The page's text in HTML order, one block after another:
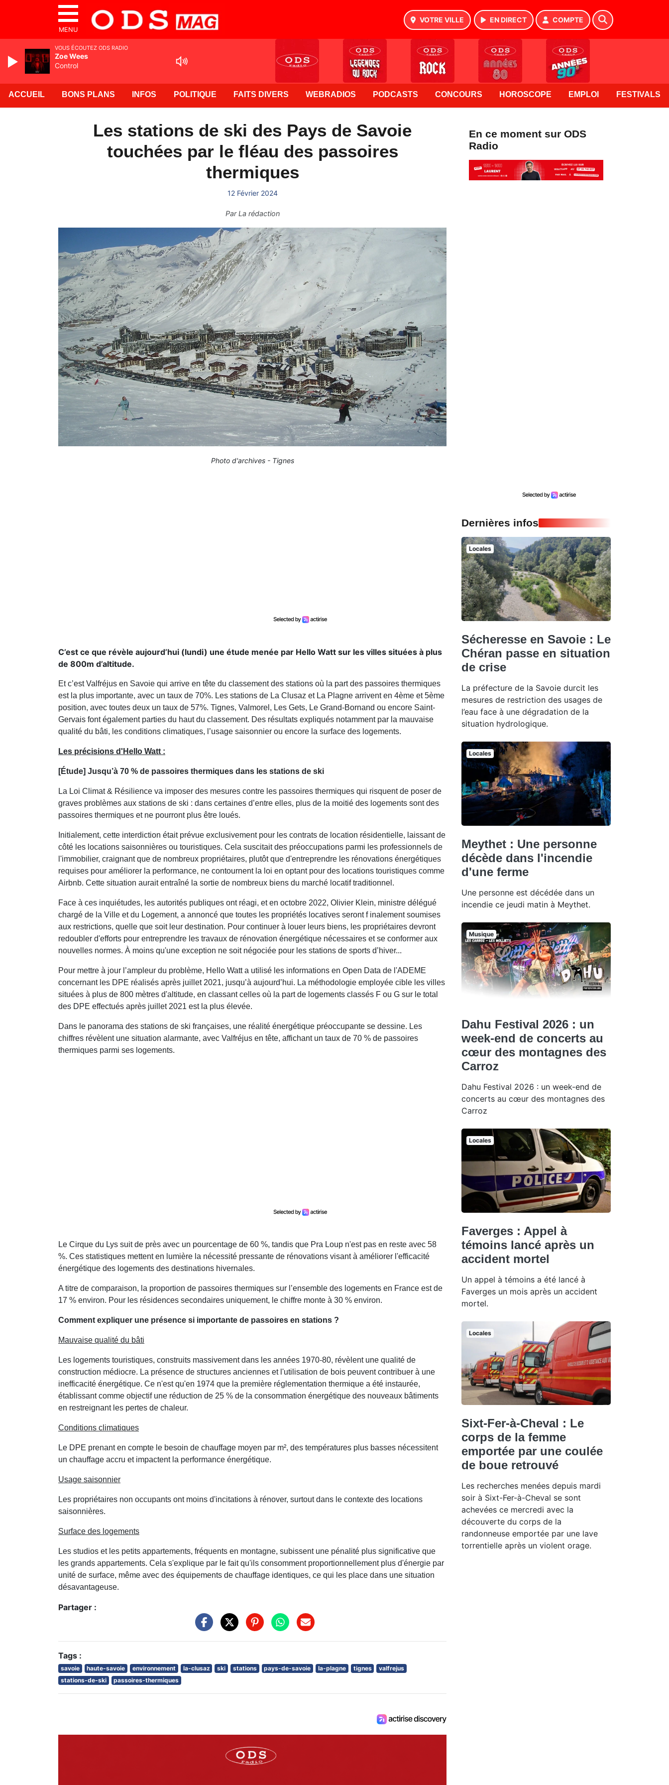
MENU
VOTRE VILLE EN DIRECT COMPTE
ACCUEIL BONS PLANS INFOS POLITIQUE FAITS DIVERS WEBRADIOS PODCASTS CONCOURS HOROSCOPE EMPLOI FESTIVALS
Les stations de ski des Pays de Savoie
touchées par le fléau des passoires
thermiques
12 Février 2024
ParLa rédaction
Photo d'archives - Tignes
C’est ce que révèle aujourd’hui (lundi) une étude menée par Hello Watt sur les villes situées à plus
de 800m d’altitude.
Et c’est Valfréjus en Savoie qui arrive en tête du classement des stations où la part des passoires thermiques
est la plus importante, avec un taux de 70%. Les stations de La Clusaz et La Plagne arrivent en 4ème et 5ème
position, avec toutes deux un taux de 57%. Tignes, Valmorel, Les Gets, Le Grand-Bornand ou encore Saint-
Gervais font également parties du haut du classement. Des résultats expliqués notamment par la mauvaise
qualité du bâti, les conditions climatiques, l’usage saisonnier ou encore la surface des logements.
Les précisions d'Hello Watt :
[Étude] Jusqu’à 70 % de passoires thermiques dans les stations de ski
La Loi Climat & Résilience va imposer des mesures contre les passoires thermiques qui risquent de poser de
graves problèmes aux stations de ski : dans certaines d’entre elles, plus de la moitié des logements sont des
passoires thermiques et ne pourront plus être loués.
Initialement, cette interdiction était prévue exclusivement pour les contrats de location résidentielle, laissant de
côté les locations saisonnières ou touristiques. Cela suscitait des préoccupations parmi les professionnels de
l'immobilier, craignant que de nombreux propriétaires, plutôt que d'entreprendre les rénovations énergétiques
requises pour améliorer la performance, ne contournent la loi en optant pour des locations touristiques comme
Airbnb. Cette situation aurait entraîné la sortie de nombreux biens du marché locatif traditionnel.
Face à ces inquiétudes, les autorités publiques ont réagi, et en octobre 2022, Olivier Klein, ministre délégué
chargé de la Ville et du Logement, a annoncé que toutes les propriétés locatives seront f inalement soumises
aux restrictions, quelle que soit leur destination. Pour continuer à louer leurs biens, les propriétaires devront
redoubler d'efforts pour entreprendre les travaux de rénovation énergétique nécessaires et se conformer aux
nouvelles normes. À moins qu'une exception ne soit négociée pour les stations de sports d’hiver...
Pour mettre à jour l’ampleur du problème, Hello Watt a utilisé les informations en Open Data de l'ADEME
concernant les DPE réalisés après juillet 2021, jusqu’à aujourd’hui. La méthodologie employée cible les villes
situées à plus de 800 mètres d'altitude, en classant celles où la part de logements classés F ou G sur le total
des DPE effectués après juillet 2021 est la plus élevée.
Dans le panorama des stations de ski françaises, une réalité énergétique préoccupante se dessine. Les
chiffres révèlent une situation alarmante, avec Valfréjus en tête, affichant un taux de 70 % de passoires
thermiques parmi ses logements.
Le Cirque du Lys suit de près avec un pourcentage de 60 %, tandis que Pra Loup n'est pas en reste avec 58
%. Ces statistiques mettent en lumière la nécessité pressante de rénovations visant à améliorer l'efficacité
énergétique des logements des destinations hivernales.
A titre de comparaison, la proportion de passoires thermiques sur l’ensemble des logements en France est de
17 % environ. Pour les résidences secondaires uniquement, le chiffre monte à 30 % environ.
Comment expliquer une présence si importante de passoires en stations ?
Mauvaise qualité du bâti
Les logements touristiques, construits massivement dans les années 1970-80, révèlent une qualité de
construction médiocre. La présence de structures anciennes et l'utilisation de bois peuvent contribuer à une
inefficacité énergétique. Ce n'est qu'en 1974 que la première réglementation thermique a été instaurée,
établissant comme objectif une réduction de 25 % de la consommation énergétique des nouveaux bâtiments
en restreignant les pertes de chaleur.
Conditions climatiques
Le DPE prenant en compte le besoin de chauffage moyen par m², des températures plus basses nécessitent
un chauffage accru et impactent la performance énergétique.
Usage saisonnier
Les propriétaires non occupants ont moins d'incitations à rénover, surtout dans le contexte des locations
saisonnières.
Surface des logements
Les studios et les petits appartements, fréquents en montagne, subissent une pénalité plus significative que
les grands appartements. Cela s'explique par le fait qu'ils consomment proportionnellement plus d'énergie par
unité de surface, même avec des équipements de chauffage identiques, ce qui les place dans une situation
désavantageuse.
Partager :
Tags :
savoie haute-savoie environnement la-clusaz ski stations pays-de-savoie la-plagne tignes
valfrejus
stations-de-ski
passoires-thermiques
En ce moment sur ODS
Radio
Dernières infos
Locales
Sécheresse en Savoie : Le
Chéran passe en situation
de crise
La préfecture de la Savoie durcit les
mesures de restriction des usages de
l’eau face à une dégradation de la
situation hydrologique.
Locales
Meythet : Une personne
décède dans l'incendie
d'une ferme
Une personne est décédée dans un
incendie ce jeudi matin à Meythet.
Musique
Dahu Festival 2026 : un
week-end de concerts au
cœur des montagnes des
Carroz
Dahu Festival 2026 : un week-end de
concerts au cœur des montagnes des
Carroz
Locales
Faverges : Appel à
témoins lancé après un
accident mortel
Un appel à témoins a été lancé à
Faverges un mois après un accident
mortel.
Locales
Sixt-Fer-à-Cheval : Le
corps de la femme
emportée par une coulée
de boue retrouvé
Les recherches menées depuis mardi
soir à Sixt-Fer-à-Cheval se sont
achevées ce mercredi avec la
découverte du corps de la
randonneuse emportée par une lave
torrentielle après un violent orage.
VOUS ÉCOUTEZ ODS RADIO
Zoe Wees
Control